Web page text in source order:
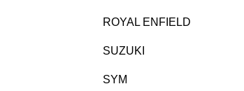
ROYAL ENFIELD
SUZUKI
SYM